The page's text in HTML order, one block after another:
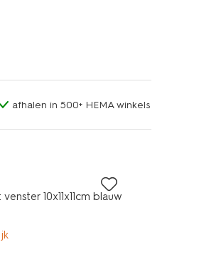
afhalen in 500+ HEMA winkels
10x11x11cm blauw